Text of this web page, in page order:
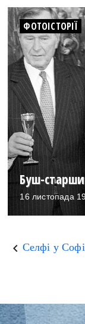
ФОТОІСТОРІЇ
Буш-
16 листопада
keyboard_arrow_left Селфі у